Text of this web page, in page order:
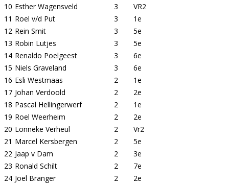
10 Esther Wagensveld 3
VR2
11 Roel v/d Put 3
1e
12 Rein Smit 3
5e
13 Robin Lutjes 3
5e
14 Renaldo Poelgeest 3
6e
15 Niels Graveland 3
6e
16 Esli Westmaas 2
1e
17 Johan Verdoold 2
2e
18 Pascal Hellingerwerf 2
1e
19 Roel Weerheim 2
2e
20 Lonneke Verheul 2
Vr2
21 Marcel Kersbergen 2
5e
22 Jaap v Dam 2
3e
23 Ronald Schilt 2
7e
24 Joel Branger 2
2e